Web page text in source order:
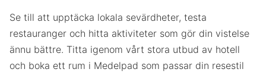
Se till att upptäcka lokala sevärdheter, testa
restauranger och hitta aktiviteter som gör din vistelse
ännu bättre. Titta igenom vårt stora utbud av hotell
och boka ett rum i Medelpad som passar din resestil